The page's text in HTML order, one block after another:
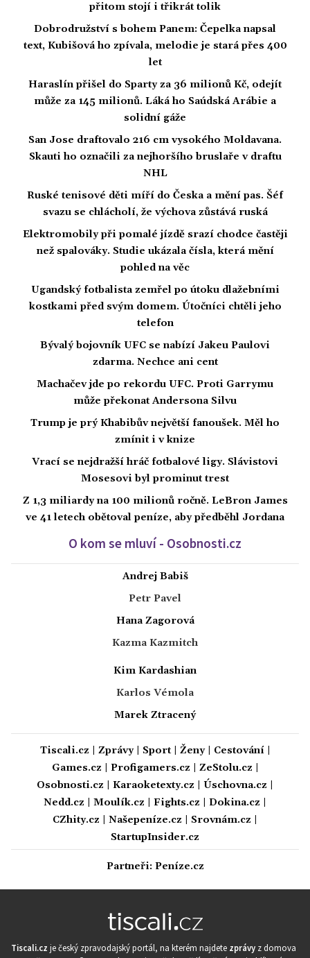
přitom stojí i třikrát tolik
Dobrodružství s bohem Panem: Čepelka napsal
text, Kubišová ho zpívala, melodie je stará přes 400
let
Haraslín přišel do Sparty za 36 milionů Kč, odejít
může za 145 milionů. Láká ho Saúdská Arábie a
solidní gáže
San Jose draftovalo 216 cm vysokého Moldavana.
Skauti ho označili za nejhoršího bruslaře v draftu
NHL
Ruské tenisové děti míří do Česka a mění pas. Šéf
svazu se chlácholí, že výchova zůstává ruská
Elektromobily při pomalé jízdě srazí chodce častěji
než spalováky. Studie ukázala čísla, která mění
pohled na věc
Ugandský fotbalista zemřel po útoku dlažebními
kostkami před svým domem. Útočníci chtěli jeho
telefon
Bývalý bojovník UFC se nabízí Jakeu Paulovi
zdarma. Nechce ani cent
Machačev jde po rekordu UFC. Proti Garrymu
může překonat Andersona Silvu
Trump je prý Khabibův největší fanoušek. Měl ho
zmínit i v knize
Vrací se nejdražší hráč fotbalové ligy. Slávistovi
Mosesovi byl prominut trest
Z 1,3 miliardy na 100 milionů ročně. LeBron James
ve 41 letech obětoval peníze, aby předběhl Jordana
O kom se mluví - Osobnosti.cz
Andrej Babiš
Petr Pavel
Hana Zagorová
Kazma Kazmitch
Kim Kardashian
Karlos Vémola
Marek Ztracený
Tiscali.cz Zprávy| Sport| Ženy| Cestování|
Games.cz
Profigamers.cz ZeStolu.cz
Osobnosti.cz
Karaoketexty.cz Úschovna.cz
Nedd.cz
Moulík.cz Fights.cz Dokina.cz
CZhity.cz
Našepeníze.cz Srovnám.cz
StartupInsider.cz
Partneři: Peníze.cz
Tiscali.cz je český zpravodajský portál, na kterém najdete zprávy z domova